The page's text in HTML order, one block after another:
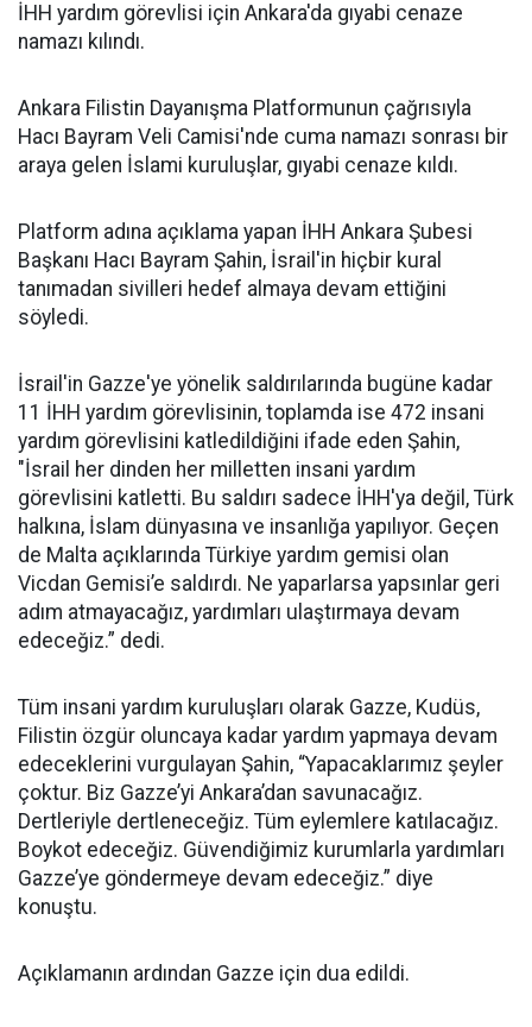
İHH yardım görevlisi için Ankara'da gıyabi cenaze
namazı kılındı.
Ankara Filistin Dayanışma Platformunun çağrısıyla
Hacı Bayram Veli Camisi'nde cuma namazı sonrası bir
araya gelen İslami kuruluşlar, gıyabi cenaze kıldı.
Platform adına açıklama yapan İHH Ankara Şubesi
Başkanı Hacı Bayram Şahin, İsrail'in hiçbir kural
tanımadan sivilleri hedef almaya devam ettiğini
söyledi.
İsrail'in Gazze'ye yönelik saldırılarında bugüne kadar
11 İHH yardım görevlisinin, toplamda ise 472 insani
yardım görevlisini katledildiğini ifade eden Şahin,
"İsrail her dinden her milletten insani yardım
görevlisini katletti. Bu saldırı sadece İHH'ya değil, Türk
halkına, İslam dünyasına ve insanlığa yapılıyor. Geçen
de Malta açıklarında Türkiye yardım gemisi olan
Vicdan Gemisi’e saldırdı. Ne yaparlarsa yapsınlar geri
adım atmayacağız, yardımları ulaştırmaya devam
edeceğiz.” dedi.
Tüm insani yardım kuruluşları olarak Gazze, Kudüs,
Filistin özgür oluncaya kadar yardım yapmaya devam
edeceklerini vurgulayan Şahin, “Yapacaklarımız şeyler
çoktur. Biz Gazze’yi Ankara’dan savunacağız.
Dertleriyle dertleneceğiz. Tüm eylemlere katılacağız.
Boykot edeceğiz. Güvendiğimiz kurumlarla yardımları
Gazze’ye göndermeye devam edeceğiz.” diye
konuştu.
Açıklamanın ardından Gazze için dua edildi.